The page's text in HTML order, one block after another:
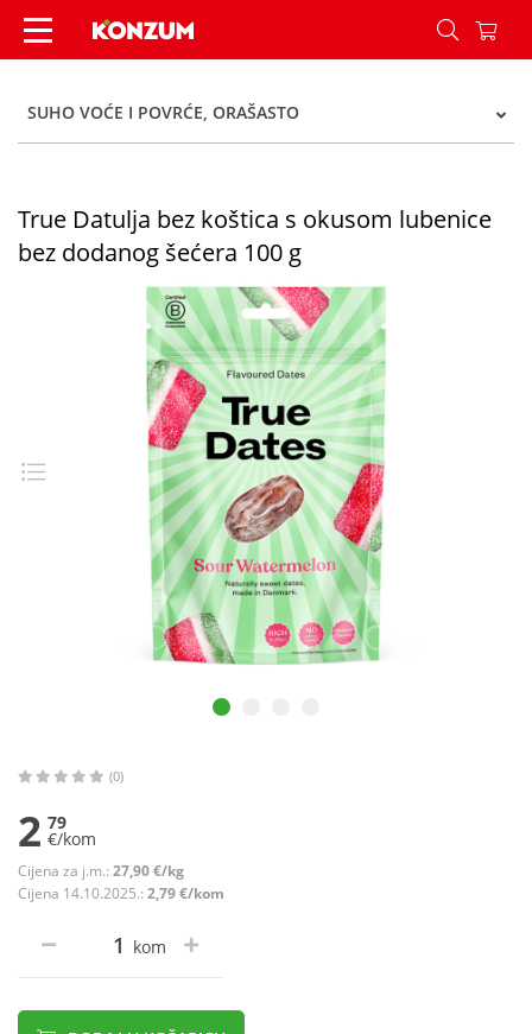
True Datulja bez koštica s okusom lubenice bez
SUHO VOĆE I POVRĆE, ORAŠASTO
True Datulja bez koštica s okusom lubenice
bez dodanog šećera 100 g
(0)
2 79
€/kom
Cijena za j.m.: 27,90 €/kg
Cijena 14.10.2025.: 2,79 €/kom
kom